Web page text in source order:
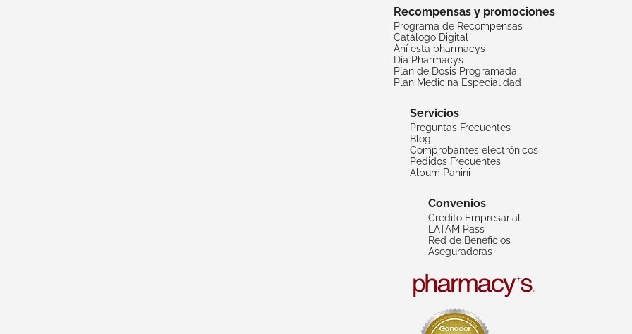
Recompensas y promociones
Programa de Recompensas
Catálogo Digital
Ahí esta pharmacys
Día Pharmacys
Plan de Dosis Programada
Plan Medicina Especialidad
Servicios
Preguntas Frecuentes
Blog
Comprobantes electrónicos
Pedidos Frecuentes
Album Panini
Convenios
Crédito Empresarial
LATAM Pass
Red de Beneficios
Aseguradoras